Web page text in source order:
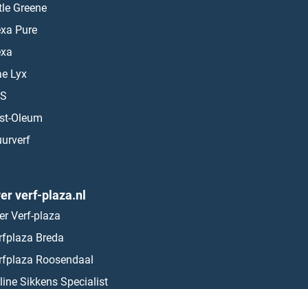
Greene
Pure
Lyx
Oleum
verf-plaza.nl
Verf-plaza
Breda
Roosendaal
Sikkens Specialist